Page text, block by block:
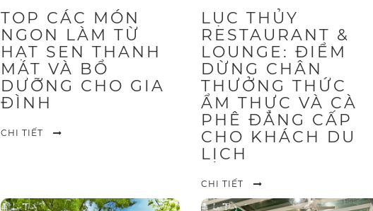
TOP CÁC MÓN
NGON LÀM TỪ
HẠT SEN THANH
MÁT VÀ BỔ
DƯỠNG CHO GIA
ĐÌNH
CHI TIẾT
LỤC THỦY
RESTAURANT &
LOUNGE: ĐIỂM
DỪNG CHÂN
THƯỞNG THỨC
ẨM THỰC VÀ CÀ
PHÊ ĐẲNG CẤP
CHO KHÁCH DU
LỊCH
CHI TIẾT